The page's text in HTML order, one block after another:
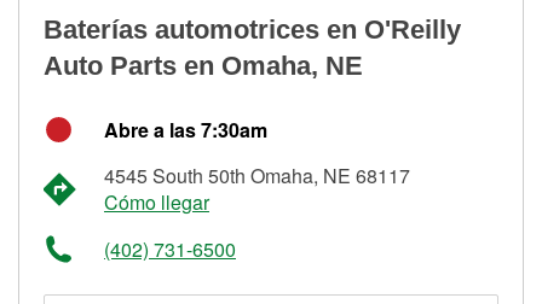
Baterías automotrices en O'Reilly
Auto Parts en Omaha, NE
Abre a las 7:30am
4545 South 50th Omaha, NE 68117
Cómo llegar
(402) 731-6500